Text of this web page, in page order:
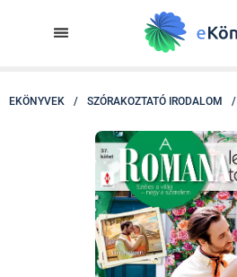
EKÖNYVEK / SZÓRAKOZTATÓ IRODALOM /